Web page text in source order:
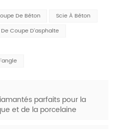
De Béton
Scie À Béton
Coupe D'asphalte
parfaits pour la
et de la porcelaine